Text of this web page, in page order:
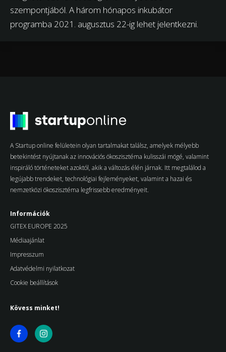
szempontjából. A három hónapos inkubátor
programba 2021. augusztus 22-ig lehet jelentkezni.
A Startup online felületein olyan tartalmakat találsz, amelyek mélyebb
betekintést nyújtanak az innovációs ökoszisztéma kulisszái mögé, valamint
inspiráló történeteket azoktól, akik a változás élén járnak. Itt megtalálod a
legújabb trendeket, technológiai fejleményeket, valamint a hazai és
nemzetközi ökoszisztéma legfrissebb eredményeit.
Információk
GITEX EUROPE 2025
Médiaajánlat
Impresszum
Adatvédelmi nyilatkozat
Cookie beállítások
Kövess minket!